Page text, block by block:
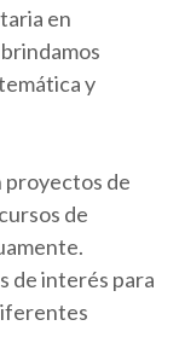
en
y
proyectos de
de
de interés para